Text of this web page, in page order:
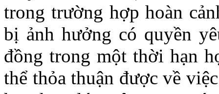
trong trường hợp hoàn
bị ảnh hưởng có quyền
đồng trong một thời hạn
thể thỏa thuận được về